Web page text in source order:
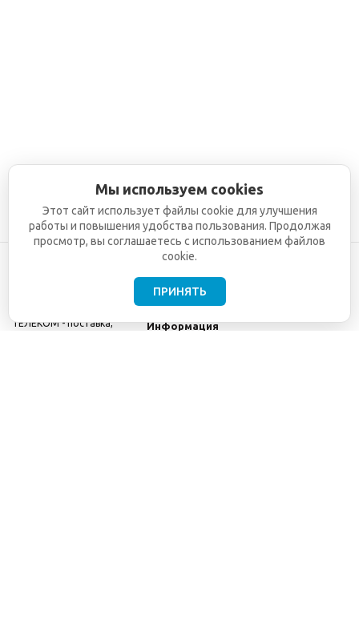
ТЕЛЕКОМ - поставка,
Информация
Мы используем cookies
Этот сайт использует файлы cookie для улучшения
работы и повышения удобства пользования. Продолжая
просмотр, вы соглашаетесь с использованием файлов
cookie.
ПРИНЯТЬ